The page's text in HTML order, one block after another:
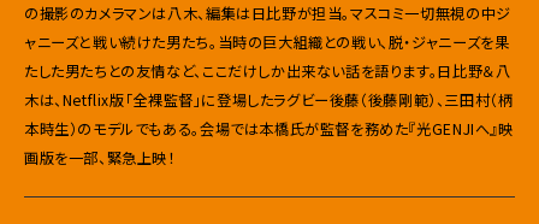
の撮影のカメラマンは八木、編集は日比野が担当。マスコミ一切無視の中ジ
ャニーズと戦い続けた男たち。当時の巨大組織との戦い、脱・ジャニーズを果
たした男たちとの友情など、ここだけしか出来ない話を語ります。日比野＆八
木は、Netflix版「全裸監督」に登場したラグビー後藤（後藤剛範）、三田村（柄
本時生）のモデルでもある。会場では本橋氏が監督を務めた『光GENJIへ』映
画版を一部、緊急上映！